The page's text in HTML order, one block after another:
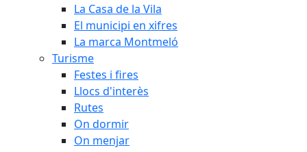
La Casa de la Vila
El municipi en xifres
La marca Montmeló
Turisme
Festes i fires
Llocs d'interès
Rutes
On dormir
On menjar